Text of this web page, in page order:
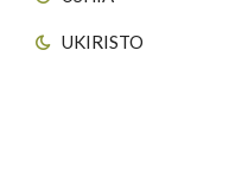
UKIRISTO